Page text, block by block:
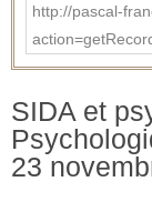
http://pascal-
SIDA et
23